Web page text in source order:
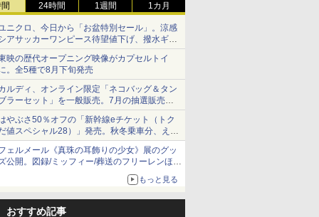
24時間 1週間 1カ月
ニクロ、今日から「お盆特別セール」。涼感
アサッカーワンピース待望値下げ、撥水ギア
ョーツは1990円に
映の歴代オープニング映像がカプセルトイ
。全5種で8月下旬発売
ルディ、オンライン限定「ネコバッグ＆タン
ラーセット」を一般販売。7月の抽選販売の
選無効分
やぶさ50％オフの「新幹線eチケット（トク
値スペシャル28）」発売。秋冬乗車分、えき
っと限定
ェルメール《真珠の耳飾りの少女》展のグッ
公開。図録/ミッフィー/葬送のフリーレンほ
もっと見る
おすすめ記事